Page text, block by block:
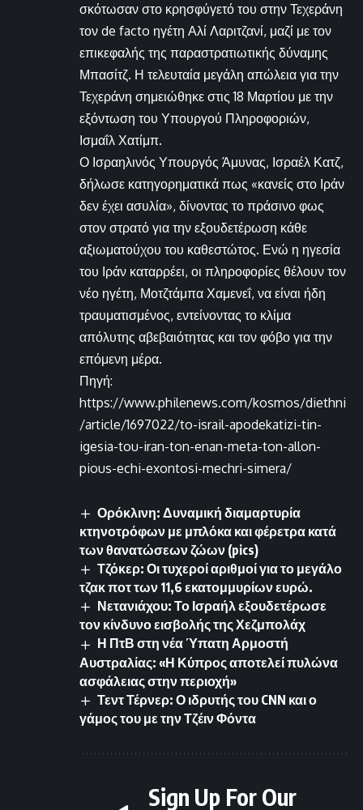
σκότωσαν στο κρησφύγετό του στην Τεχεράνη
τον de facto ηγέτη Αλί Λαριτζανί, μαζί με τον
επικεφαλής της παραστρατιωτικής δύναμης
Μπασίτζ. Η τελευταία μεγάλη απώλεια για την
Τεχεράνη σημειώθηκε στις 18 Μαρτίου με την
εξόντωση του Υπουργού Πληροφοριών,
Ισμαΐλ Χατίμπ.
Ο Ισραηλινός Υπουργός Άμυνας, Ισραέλ Κατζ,
δήλωσε κατηγορηματικά πως «κανείς στο Ιράν
δεν έχει ασυλία», δίνοντας το πράσινο φως
στον στρατό για την εξουδετέρωση κάθε
αξιωματούχου του καθεστώτος. Ενώ η ηγεσία
του Ιράν καταρρέει, οι πληροφορίες θέλουν τον
νέο ηγέτη, Μοτζτάμπα Χαμενεΐ, να είναι ήδη
τραυματισμένος, εντείνοντας το κλίμα
απόλυτης αβεβαιότητας και τον φόβο για την
επόμενη μέρα.
Πηγή:
https://www.philenews.com/kosmos/diethni
/article/1697022/to-israil-apodekatizi-tin-
igesia-tou-iran-ton-enan-meta-ton-allon-
pious-echi-exontosi-mechri-simera/
Ορόκλινη: Δυναμική διαμαρτυρία
κτηνοτρόφων με μπλόκα και φέρετρα κατά
των θανατώσεων ζώων (pics)
Τζόκερ: Οι τυχεροί αριθμοί για το μεγάλο
τζακ ποτ των 11,6 εκατομμυρίων ευρώ.
Νετανιάχου: Το Ισραήλ εξουδετέρωσε
τον κίνδυνο εισβολής της Χεζμπολάχ
Η ΠτΒ στη νέα Ύπατη Αρμοστή
Αυστραλίας: «Η Κύπρος αποτελεί πυλώνα
ασφάλειας στην περιοχή»
Τεντ Τέρνερ: Ο ιδρυτής του CNN και ο
γάμος του με την Τζέιν Φόντα
Sign Up For Our